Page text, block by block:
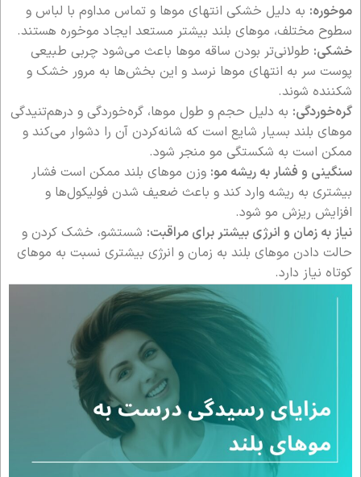
موخوره: به دلیل خشکی انتهای موها و تماس مداوم با لباس و
سطوح مختلف، موهای بلند بیشتر مستعد ایجاد موخوره هستند.
خشکی: طولانی‌تر بودن ساقه موها باعث می‌شود چربی طبیعی
پوست سر به انتهای موها نرسد و این بخش‌ها به مرور خشک و
شکننده شوند.
گره‌خوردگی: به دلیل حجم و طول موها، گره‌خوردگی و درهم‌تنیدگی
موهای بلند بسیار شایع است که شانه‌کردن آن را دشوار می‌کند و
ممکن است به شکستگی مو منجر شود.
سنگینی و فشار به ریشه مو: وزن موهای بلند ممکن است فشار
بیشتری به ریشه وارد کند و باعث ضعیف شدن فولیکول‌ها و
افزایش ریزش مو شود.
نیاز به زمان و انرژی بیشتر برای مراقبت: شستشو، خشک کردن و
حالت دادن موهای بلند به زمان و انرژی بیشتری نسبت به موهای
کوتاه نیاز دارد.